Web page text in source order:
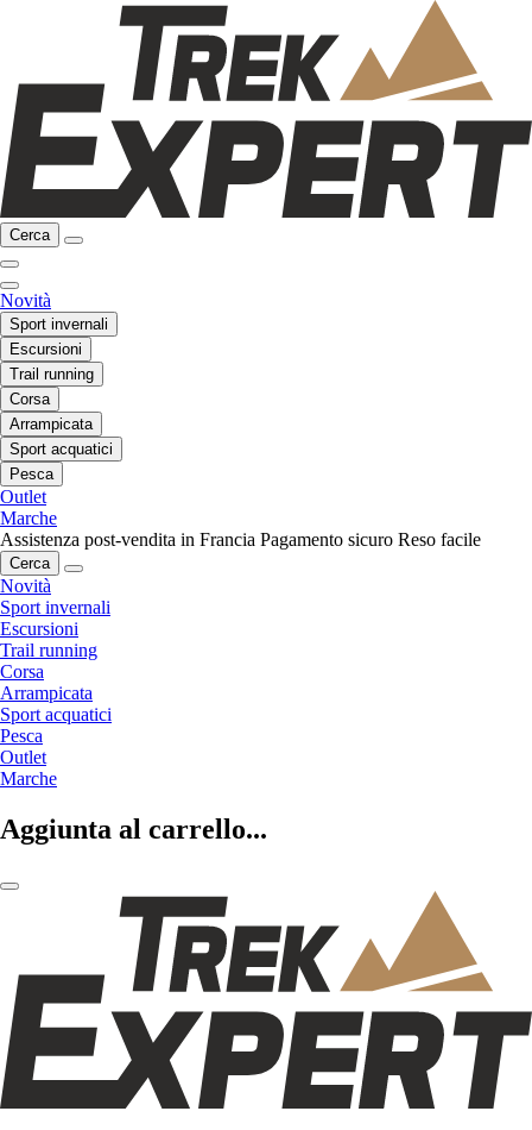
Cerca
Novità
Sport invernali
Escursioni
Trail running
Corsa
Arrampicata
Sport acquatici
Pesca
Outlet
Marche
Assistenza post-vendita in Francia Pagamento sicuro Reso facile
Cerca
Novità
Sport invernali
Escursioni
Trail running
Corsa
Arrampicata
Sport acquatici
Pesca
Outlet
Marche
Aggiunta al carrello...